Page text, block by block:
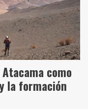
como
la formación